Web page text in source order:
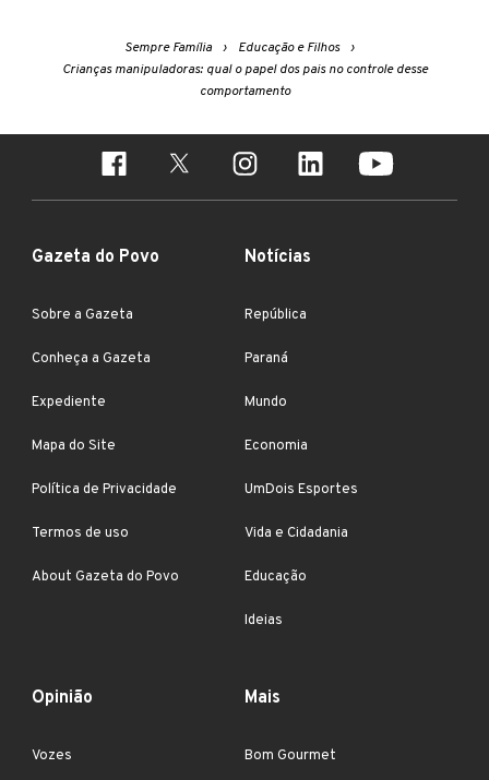
Sempre Família
Educação e Filhos
Crianças manipuladoras: qual o papel dos pais no controle desse
comportamento
Gazeta do Povo
Sobre a Gazeta
Conheça a Gazeta
Expediente
Mapa do Site
Política de Privacidade
Termos de uso
About Gazeta do Povo
Notícias
República
Paraná
Mundo
Economia
UmDois Esportes
Vida e Cidadania
Educação
Ideias
Opinião
Vozes
Mais
Bom Gourmet